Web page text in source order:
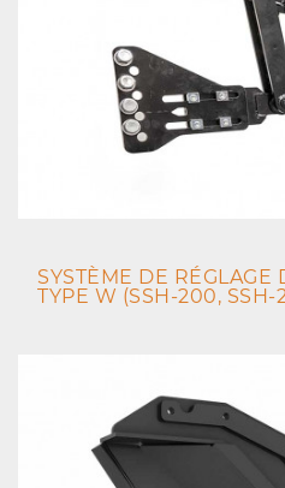
SYSTÈME DE RÉGLAGE
TYPE W (SSH-200, SSH-